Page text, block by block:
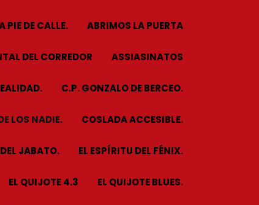
PIE DE CALLE. ABRIMOS LA PUERTA
DEL CORREDOR ASSIASINATOS
C.P. GONZALO DE BERCEO.
LOS NADIE. COSLADA ACCESIBLE.
JABATO. EL ESPÍRITU DEL FÉNIX.
EL QUIJOTE 4.3 EL QUIJOTE BLUES.